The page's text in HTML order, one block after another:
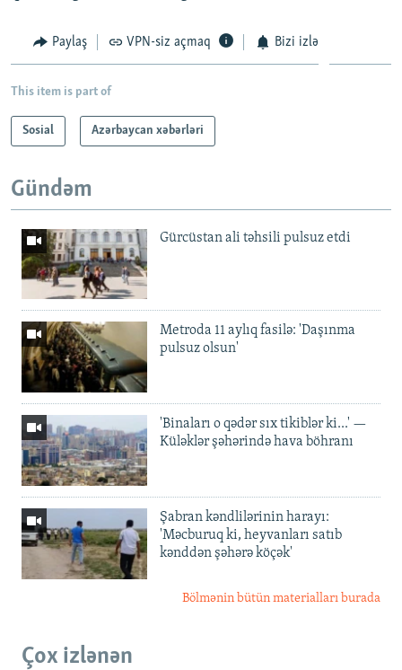
Paylaş VPN-siz açmaq Bizi izlə
This item is part of
Sosial Azərbaycan xəbərləri
Gündəm
Gürcüstan ali təhsili pulsuz etdi
Metroda 11 aylıq fasilə: 'Daşınma
pulsuz olsun'
'Binaları o qədər sıx tikiblər ki...' —
Küləklər şəhərində hava böhranı
Şabran kəndlilərinin harayı:
'Məcburuq ki, heyvanları satıb
kənddən şəhərə köçək'
Bölmənin bütün materialları burada
Çox izlənən